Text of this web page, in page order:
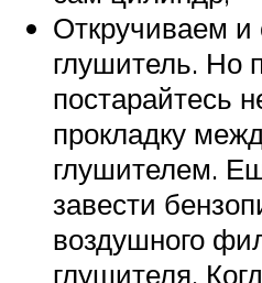
Откручиваем
глушитель. Но
постарайтесь
прокладку
глушителем.
завести
воздушного
глушителя.